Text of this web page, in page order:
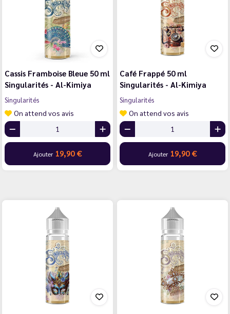
Cassis Framboise Bleue 50 ml
Singularités - Al-Kimiya
Singularités
On attend vos avis
Ajouter 19,90 €
Café Frappé 50 ml
Singularités - Al-Kimiya
Singularités
On attend vos avis
Ajouter 19,90 €